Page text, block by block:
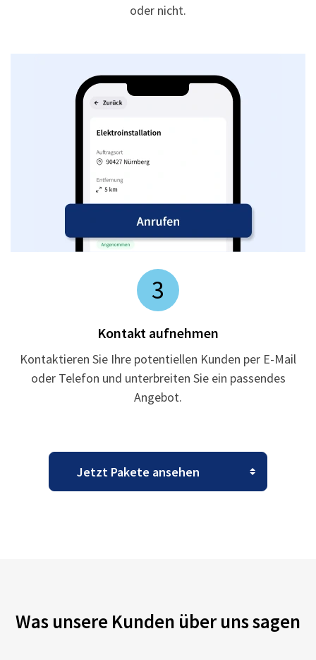
oder nicht.
3
Kontakt aufnehmen
Kontaktieren Sie Ihre potentiellen Kunden per E-Mail
oder Telefon und unterbreiten Sie ein passendes
Angebot.
Was unsere Kunden über uns sagen